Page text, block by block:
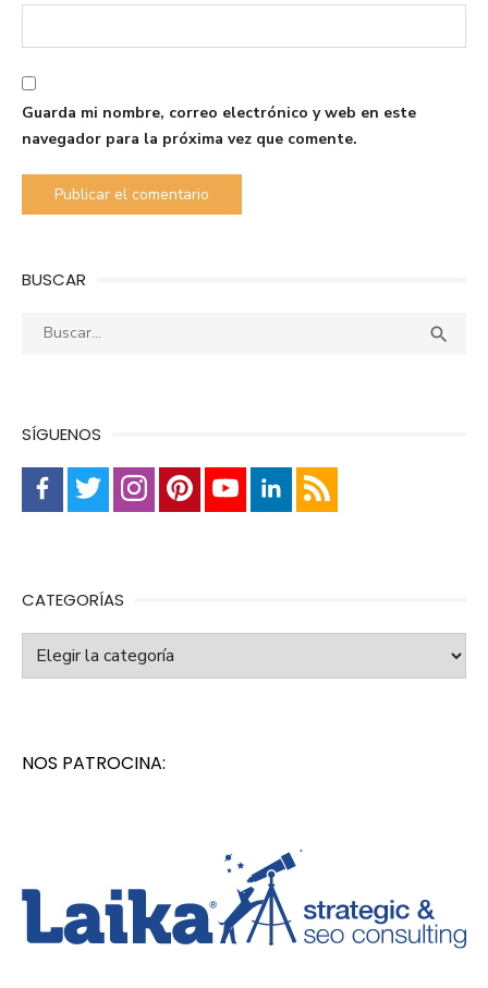
Guarda mi nombre, correo electrónico y web en este
navegador para la próxima vez que comente.
BUSCAR
Buscar: 
SÍGUENOS
CATEGORÍAS
Categorías
NOS PATROCINA: